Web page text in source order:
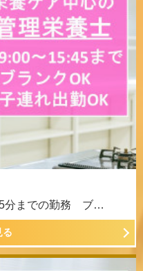
分までの勤務 ブ…
る